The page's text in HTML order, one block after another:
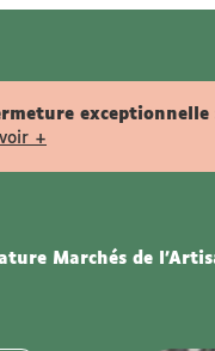
exceptionnelle
+
Marchés de